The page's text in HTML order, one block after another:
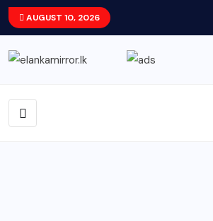
AUGUST 10, 2026